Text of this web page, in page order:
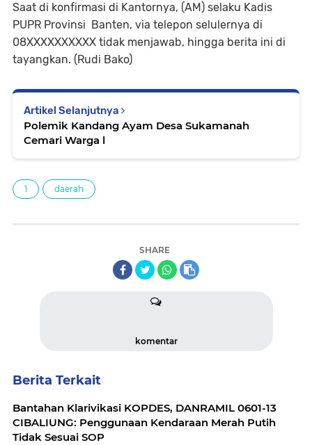
Saat di konfirmasi di Kantornya, (AM) selaku Kadis
PUPR Provinsi Banten, via telepon selulernya di
08XXXXXXXXXX tidak menjawab, hingga berita ini di
tayangkan. (Rudi Bako)
Artikel Selanjutnya
Polemik Kandang Ayam Desa Sukamanah
Cemari Warga l
1 daerah
SHARE
komentar
Berita Terkait
Bantahan Klarivikasi KOPDES, DANRAMIL 0601-13
CIBALIUNG: Penggunaan Kendaraan Merah Putih
Tidak Sesuai SOP